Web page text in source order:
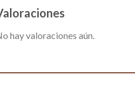
hay valoraciones aún.